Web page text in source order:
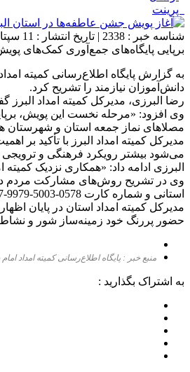
پرینت
شناسه خبر : 2338 | تاریخ انتشار : 11 سپتامبر 2025 - 11:26 | ارسال توسط :
برپایی پایگاه‌های جمع‌آوری کمک‌های
به گزارش پایگاه اطلاع‌رسانی کمیته
دانش‌آموزان نیازمند را تشریح کرد.
رضا البرزی، مدیرکل کمیته امداد
وی افزود: «مرحله نخست این پویش،
مصلاهای نماز جمعه استان و
مدیرکل کمیته امداد البرز با تأکید
می‌شود بیشتر رویکرد فرهنگی و ترویجی
البرزی ادامه داد: «همکاری نزدیک
استانی و شماره کارت 0578-5003-9979-6037 نیز برای واریز کمک‌ها در نظر گرفته شده است.»
مدیرکل کمیته امداد استان در پایان
حضور پررنگ خود زمینه‌ساز شور و
منبع خبر : پایگاه اطلاع‌رسانی کمیته امداد
به اشتراک بگذارید :